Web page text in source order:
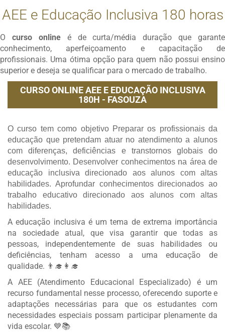
AEE e Educação Inclusiva 180 horas
O curso online é de curta/média duração que garante
conhecimento, aperfeiçoamento e capacitação de
profissionais. Uma ótima opção para quem não possui ensino
superior e deseja se qualificar para o mercado de trabalho.
CURSO ONLINE AEE E EDUCAÇÃO INCLUSIVA
180H - FASOUZA
O curso tem como objetivo Preparar os profissionais da
educação que pretendam atuar no atendimento a alunos
com diferenças, deficiências e transtornos globais do
desenvolvimento. Desenvolver conhecimentos na área de
educação inclusiva direcionado aos alunos com altas
habilidades. Aprofundar conhecimentos direcionados ao
trabalho educativo direcionado aos alunos com altas
habilidades.
A educação inclusiva é um tema de extrema importância
na sociedade atual, que visa garantir que todas as
pessoas, independentemente de suas habilidades ou
deficiências, tenham acesso a uma educação de
qualidade. 👨‍🎓👩‍🎓
A AEE (Atendimento Educacional Especializado) é um
recurso fundamental nesse processo, oferecendo suporte e
adaptações necessárias para que os estudantes com
necessidades especiais possam participar plenamente da
vida escolar. 💙📚